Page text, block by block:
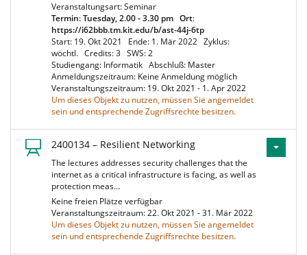
Veranstaltungsart: Seminar
Termin:Tuesday, 2.00 - 3.30 pm Ort:
https://i62bbb.tm.kit.edu/b/ast-44j-6tp
Start: 19. Okt 2021
Ende: 1. Mär 2022 Zyklus:
wöchtl. Credits: 3 SWS: 2
Studiengang: Informatik Abschluß: Master
Anmeldungszeitraum: Keine Anmeldung möglich
Veranstaltungszeitraum: 19. Okt 2021 - 1. Apr 2022
Um dieses Objekt zu nutzen, müssen Sie angemeldet
sein und entsprechende Zugriffsrechte besitzen.
2400134 – Resilient Networking
The lectures addresses security challenges that the
internet as a critical infrastructure is facing, as well as
protection meas…
Keine freien Plätze verfügbar
Veranstaltungszeitraum: 22. Okt 2021 - 31. Mär 2022
Um dieses Objekt zu nutzen, müssen Sie angemeldet
sein und entsprechende Zugriffsrechte besitzen.